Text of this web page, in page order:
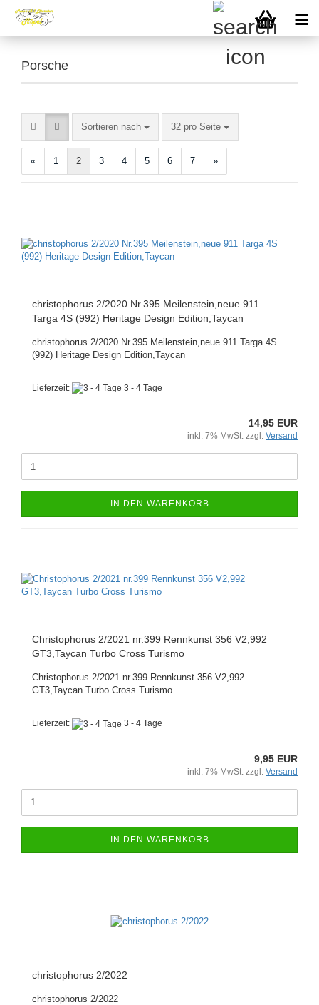
Porsche
Sortieren nach
Sortieren nach 32 pro Seite
pro Seite
« 1 2 3 4 5 6 7 »
christophorus 2/2020 Nr.395 Meilenstein,neue 911
Targa 4S (992) Heritage Design Edition,Taycan
christophorus 2/2020 Nr.395 Meilenstein,neue 911 Targa 4S
(992) Heritage Design Edition,Taycan
Lieferzeit: 3 - 4 Tage
14,95 EUR
inkl. 7% MwSt. zzgl. Versand
IN DEN WARENKORB
Christophorus 2/2021 nr.399 Rennkunst 356 V2,992
GT3,Taycan Turbo Cross Turismo
Christophorus 2/2021 nr.399 Rennkunst 356 V2,992
GT3,Taycan Turbo Cross Turismo
Lieferzeit: 3 - 4 Tage
9,95 EUR
inkl. 7% MwSt. zzgl. Versand
IN DEN WARENKORB
christophorus 2/2022
christophorus 2/2022